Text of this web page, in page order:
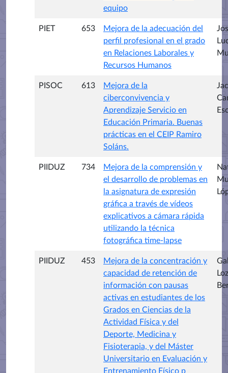
equipo
PIET 653
Mejora de la adecuación del
perfil profesional en el grado
en Relaciones Laborales y
Recursos Humanos
PISOC 613
Mejora de la
ciberconvivencia y
Aprendizaje Servicio en
Educación Primaria. Buenas
prácticas en el CEIP Ramiro
Soláns.
PIIDUZ 734
Mejora de la comprensión y
el desarrollo de problemas en
la asignatura de expresión
gráfica a través de vídeos
explicativos a cámara rápida
utilizando la técnica
fotográfica time-lapse
PIIDUZ 453
Mejora de la concentración y
capacidad de retención de
información con pausas
activas en estudiantes de los
Grados en Ciencias de la
Actividad Física y del
Deporte, Medicina y
Fisioterapia, y del Máster
Universitario en Evaluación y
Entrenamiento Físico p